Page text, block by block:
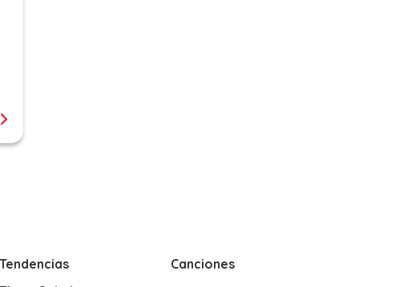
Tendencias
Canciones